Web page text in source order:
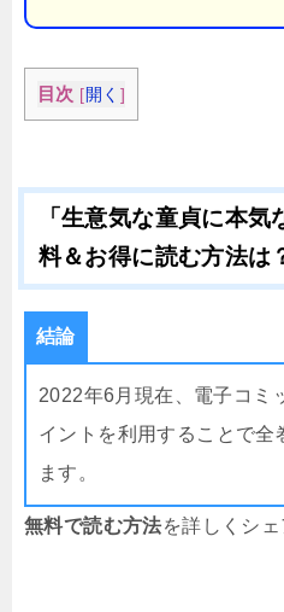
目次 [開く ]
「生意気な童貞に本
料＆お得に読む方法は
結論
2022年6月現在、電子コミ
イントを利用することで全
ます。
無料で読む方法を詳しくシェ